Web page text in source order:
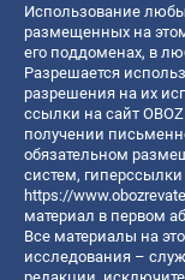
Использование
размещенных на
его поддоменах, в
Разрешается
разрешения на их
ссылки на сайт
получении
обязательном
систем, гиперссылки
https://
материал в первом
Все материалы на
исследования –